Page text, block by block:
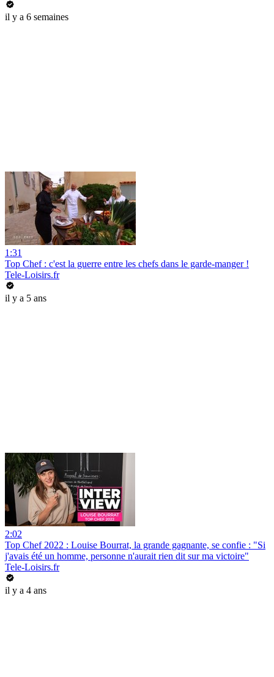
il y a 6 semaines
1:31
Top Chef : c'est la guerre entre les chefs dans le garde-manger !
Tele-Loisirs.fr
il y a 5 ans
2:02
Top Chef 2022 : Louise Bourrat, la grande gagnante, se confie : "Si
j'avais été un homme, personne n'aurait rien dit sur ma victoire"
Tele-Loisirs.fr
il y a 4 ans